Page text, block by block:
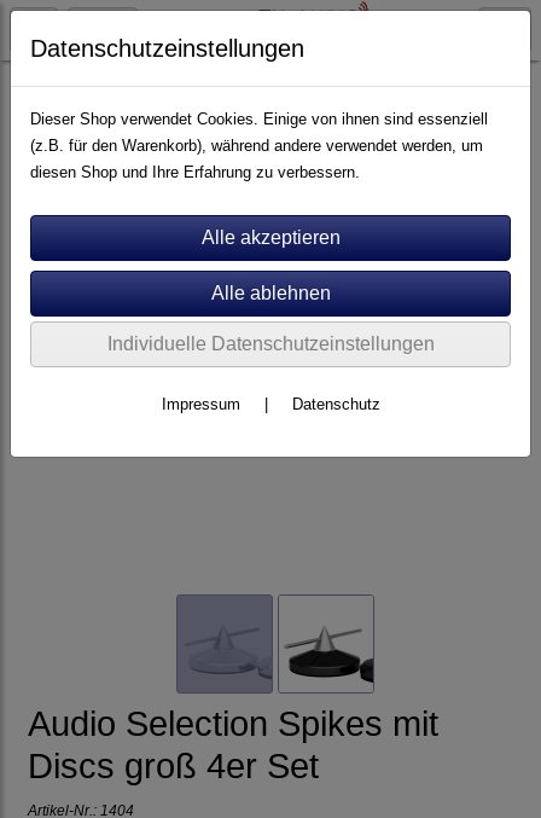
Artikel nach Marken A - E Audio Selection
Audio Selection Spikes mit
Discs groß 4er Set
Artikel-Nr.: 1404
Datenschutzeinstellungen
Dieser Shop verwendet Cookies. Einige von ihnen sind essenziell
(z.B. für den Warenkorb), während andere verwendet werden, um
diesen Shop und Ihre Erfahrung zu verbessern.
Individuelle Datenschutzeinstellungen
Impressum Datenschutz